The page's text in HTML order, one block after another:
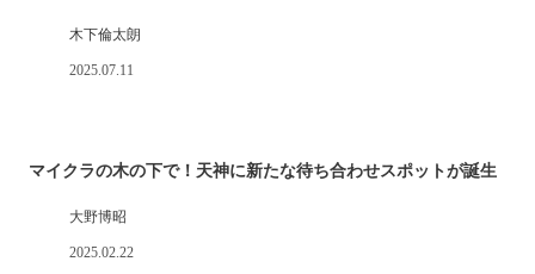
木下倫太朗
2025.07.11
マイクラの木の下で！天神に新たな待ち合わせスポットが誕生
大野博昭
2025.02.22